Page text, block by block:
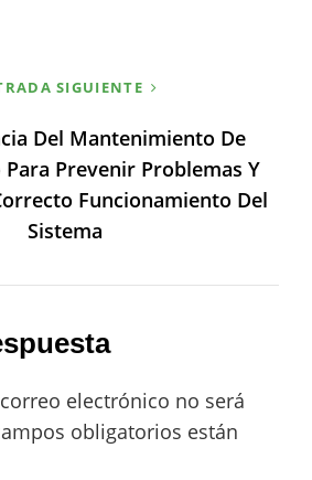
SIGUIENTE
Del Mantenimiento De
Prevenir Problemas Y
Funcionamiento Del
Sistema
electrónico no será
obligatorios están